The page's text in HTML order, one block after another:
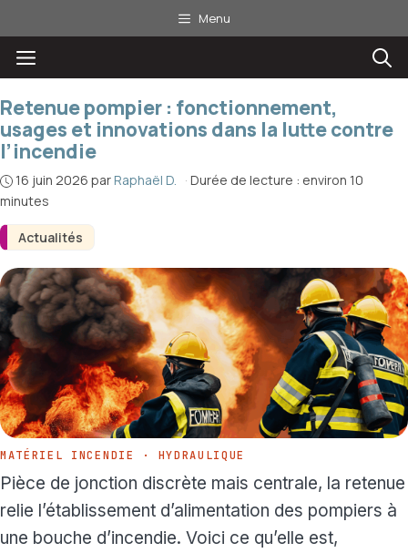
au
contenu
Menu
Menu
Actualités
Retenue pompier : fonctionnement,
usages et innovations dans la lutte contre
l’incendie
16 juin 2026 par Raphaël D. · Durée de lecture : environ 10
minutes
MATÉRIEL INCENDIE · HYDRAULIQUE
Pièce de jonction discrète mais centrale, la retenue
relie l’établissement d’alimentation des pompiers à
une bouche d’incendie. Voici ce qu’elle est,